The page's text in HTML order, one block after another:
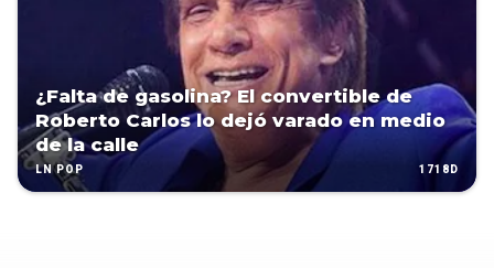
¿Falta de gasolina? El convertible de
Roberto Carlos lo dejó varado en medio
de la calle
LN POP 1718D